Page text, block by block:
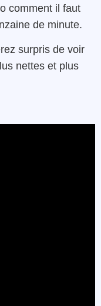
comment il faut
de minute.
surpris de voir
nettes et plus